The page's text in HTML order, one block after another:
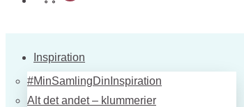
Inspiration
#MinSamlingDinInspiration
Alt det andet – klummerier